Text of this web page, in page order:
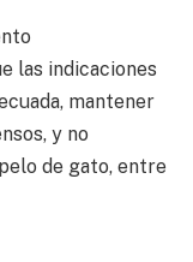
las indicaciones
mantener
y no
de gato, entre